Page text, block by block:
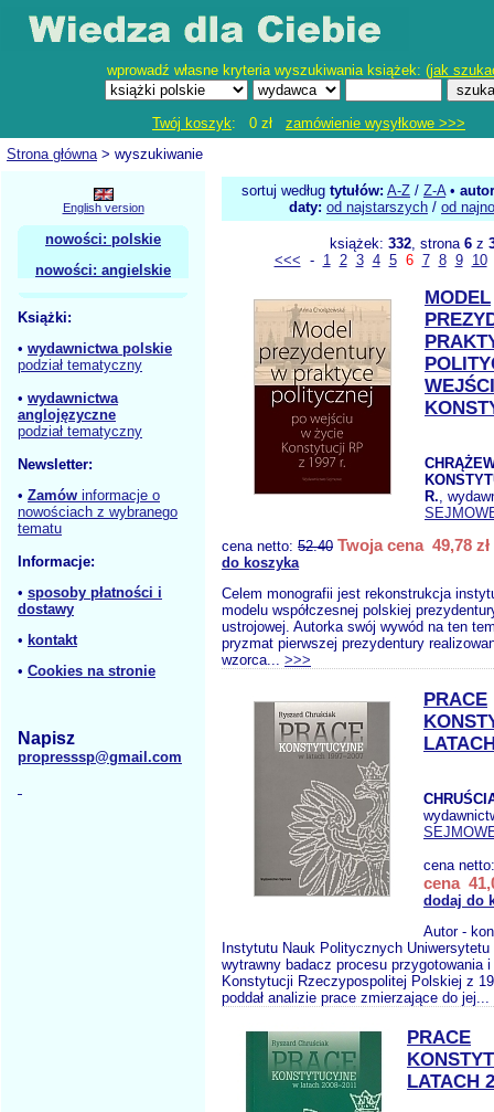
wprowadź własne kryteria wyszukiwania książek: (jak
Twój koszyk: 0 zł zamówienie wysyłkowe >>>
Strona główna> wyszukiwanie
English version
nowości: polskie
nowości: angielskie
Książki:
• wydawnictwa polskie
podział tematyczny
• wydawnictwa
anglojęzyczne
podział tematyczny
Newsletter:
• Zamów informacje o
nowościach z wybranego
tematu
Informacje:
• sposoby płatności i
dostawy
• kontakt
• Cookies na stronie
Napisz
propresssp@gmail.com
sortuj według tytułów: A-Z / Z-A•
daty: od najstarszych / od
książek: 332, strona 6z
<<< - 1 2 3 4 5 6 7 8 9 10
MODEL
R.,
cena netto: 52.40 Twoja cena 49,78 zł
do koszyka
Celem monografii jest rekonstrukcja
modelu współczesnej polskiej
ustrojowej. Autorka swój wywód na ten
pryzmat pierwszej prezydentury
wzorca... >>>
PRACE
cena
cena
dodaj do
Autor -
Instytutu Nauk Politycznych
wytrawny badacz procesu przygotowania
Konstytucji Rzeczypospolitej Polskiej z
poddał analizie prace zmierzające do jej...
PRACE
LATACH